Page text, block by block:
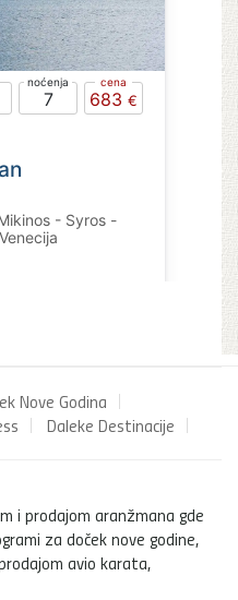
Nove Godina
Daleke Destinacije
i prodajom aranžmana gde
za doček nove godine,
avio karata,